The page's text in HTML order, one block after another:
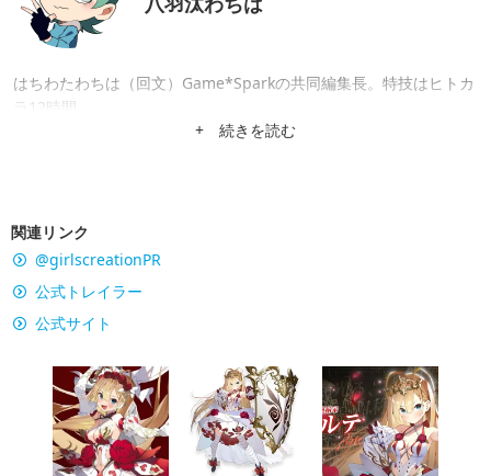
はちわたわちは（回文）Game*Sparkの共同編集長。特技はヒトカ
ラ12時間。
+ 続きを読む
関連リンク
@girlscreationPR
公式トレイラー
公式サイト